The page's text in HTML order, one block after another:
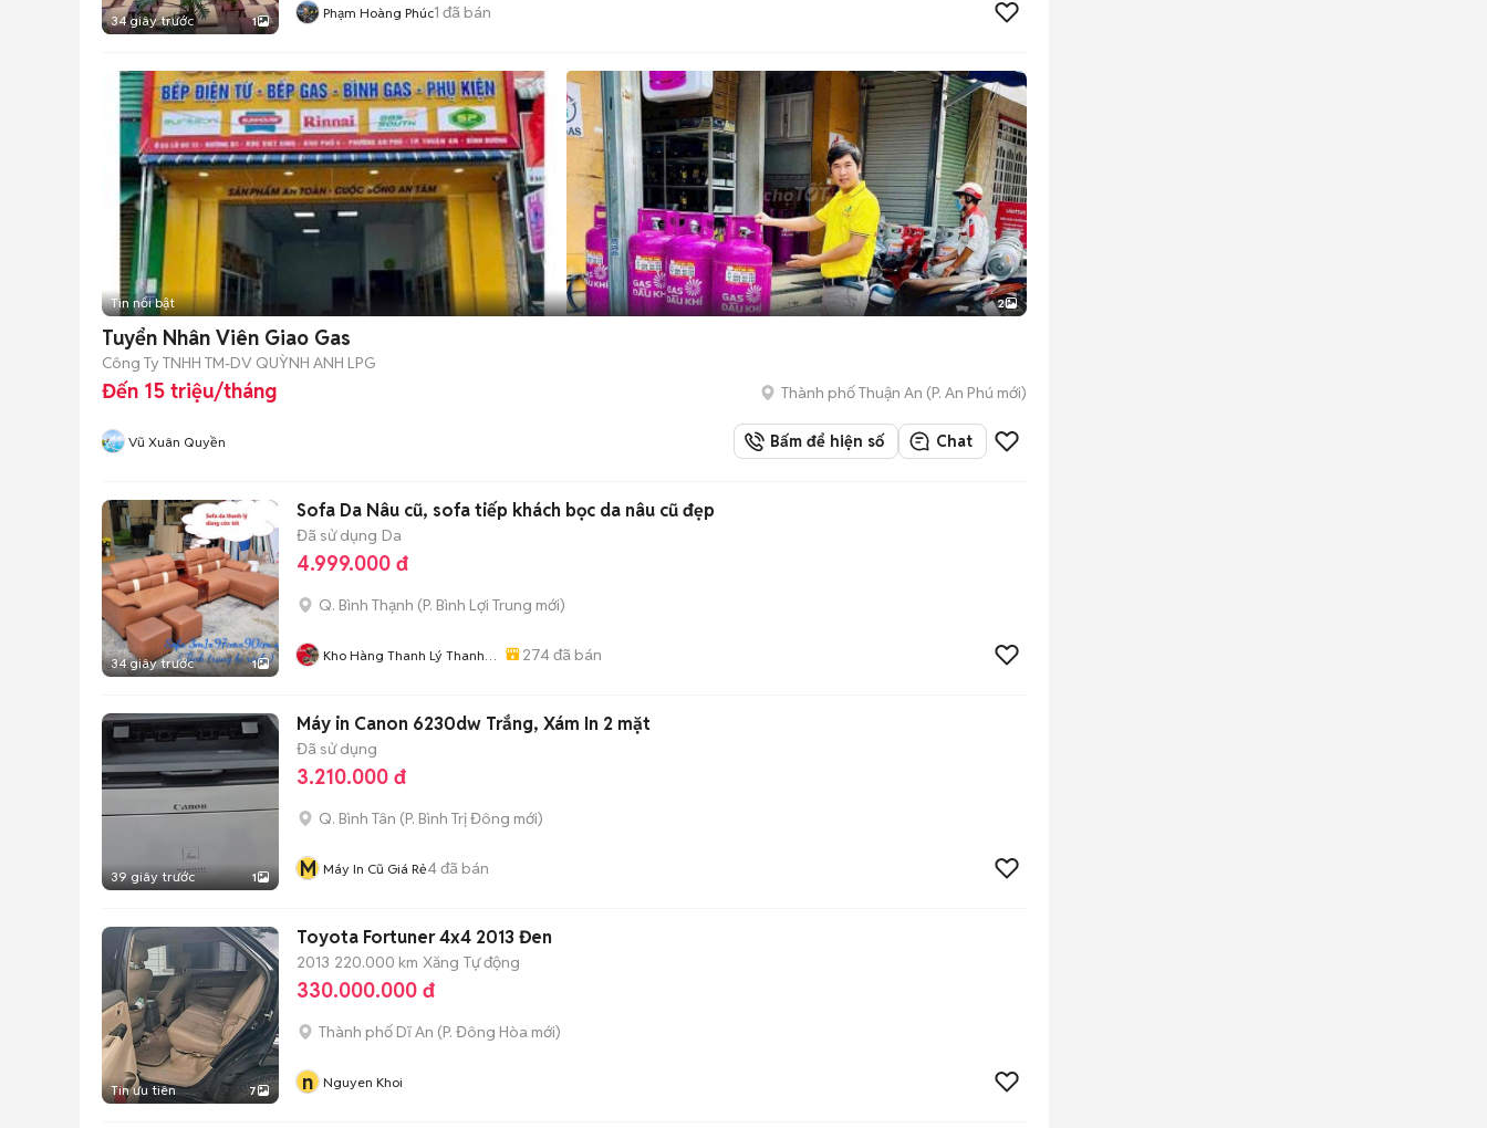
34 giây trước 1 Phạm Hoàng Phúc1 đã bán
Tin nổi bật 2
Tuyển Nhân Viên Giao Gas
Công Ty TNHH TM-DV QUỲNH ANH LPG
Đến 15 triệu/tháng Thành phố Thuận An (P. An Phú mới)
Vũ Xuân Quyền Bấm để hiện số Chat
34 giây trước 1
Sofa Da Nâu cũ, sofa tiếp khách bọc da nâu cũ đẹp
Đã sử dụng Da
4.999.000 đ
Q. Bình Thạnh (P. Bình Lợi Trung mới)
Kho Hàng Thanh Lý Thanh
274đã bán
39 giây trước 1
Máy in Canon 6230dw Trắng, Xám In 2 mặt
Đã sử dụng
3.210.000 đ
Q. Bình Tân (P. Bình Trị Đông mới)
M Máy In Cũ Giá Rẻ4đã bán
Tin ưu tiên 7
Toyota Fortuner 4x4 2013 Đen
2013 220.000 km Xăng Tự động
330.000.000 đ
Thành phố Dĩ An (P. Đông Hòa mới)
n Nguyen Khoi